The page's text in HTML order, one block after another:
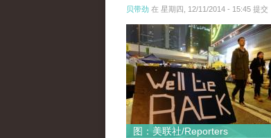
贝带劲 在 星期四, 12/11/2014 - 15:45 提交
reporters_18475535.jpg
图：美联社/Reporters